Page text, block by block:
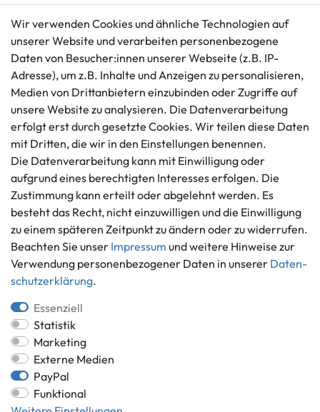
Kundenservice
+49 421 596586
Mo. - Fr. 9 - 16 Uhr
info@gameworld.de
Kontaktformular
Rechtliches
AGB
Impressum
Datenschutzerklärung
Barrierefreiheitserklärung
Widerrufs­recht
Vertrag widerrufen
Informationen
Ankauf
Über uns
Häufig gestellte Fragen
Zahlung und Versand
Batterieentsorgung
Zahlungsmöglichkeiten
*Alle Preise inkl. gesetzlicher MwSt.,
** gilt für Lieferungen innerhalb Deutschlands, Lieferzeiten für andere
Wir verwenden Cookies und ähnliche Technologien auf
unserer Website und verarbeiten personenbezogene
Daten von Besucher:innen unserer Webseite (z.B. IP-
Adresse), um z.B. Inhalte und Anzeigen zu personalisieren,
Medien von Drittanbietern einzubinden oder Zugriffe auf
unsere Website zu analysieren. Die Datenverarbeitung
erfolgt erst durch gesetzte Cookies. Wir teilen diese Daten
mit Dritten, die wir in den Einstellungen benennen.
Die Datenverarbeitung kann mit Einwilligung oder
aufgrund eines berechtigten Interesses erfolgen. Die
Zustimmung kann erteilt oder abgelehnt werden. Es
besteht das Recht, nicht einzuwilligen und die Einwilligung
zu einem späteren Zeitpunkt zu ändern oder zu widerrufen.
Beachten Sie unser Impressum und weitere Hinweise zur
Verwendung personenbezogener Daten in unserer Daten­
schutz­erklärung.
Essenziell
Statistik
Marketing
Externe Medien
PayPal
Funktional